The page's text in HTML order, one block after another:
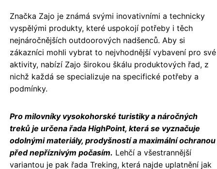
Značka Zajo je známá svými inovativními a technicky
vyspělými produkty, které uspokojí potřeby i těch
nejnáročnějších outdoorových nadšenců. Aby si
zákazníci mohli vybrat to nejvhodnější vybavení pro své
aktivity, nabízí Zajo širokou škálu produktových řad, z
nichž každá se specializuje na specifické potřeby a
podmínky.
Pro milovníky vysokohorské turistiky a náročných
treků je určena řada HighPoint, která se vyznačuje
odolnými materiály, prodyšností a maximální ochranou
před nepříznivým počasím. Lehčí a všestrannější
variantou je pak řada Treking, která najde uplatnění jak